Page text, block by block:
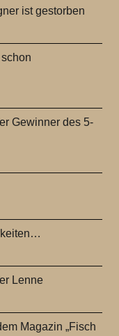
ist gestorben
Gewinner des 5-
Lenne
Magazin „Fisch